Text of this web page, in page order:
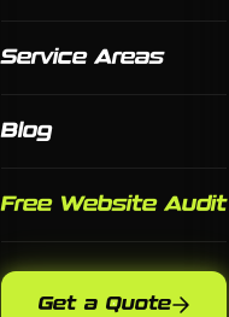
Service Areas
Blog
Free Website Audit
Get a Quote